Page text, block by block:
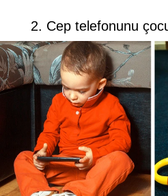
2. Cep telefonunu